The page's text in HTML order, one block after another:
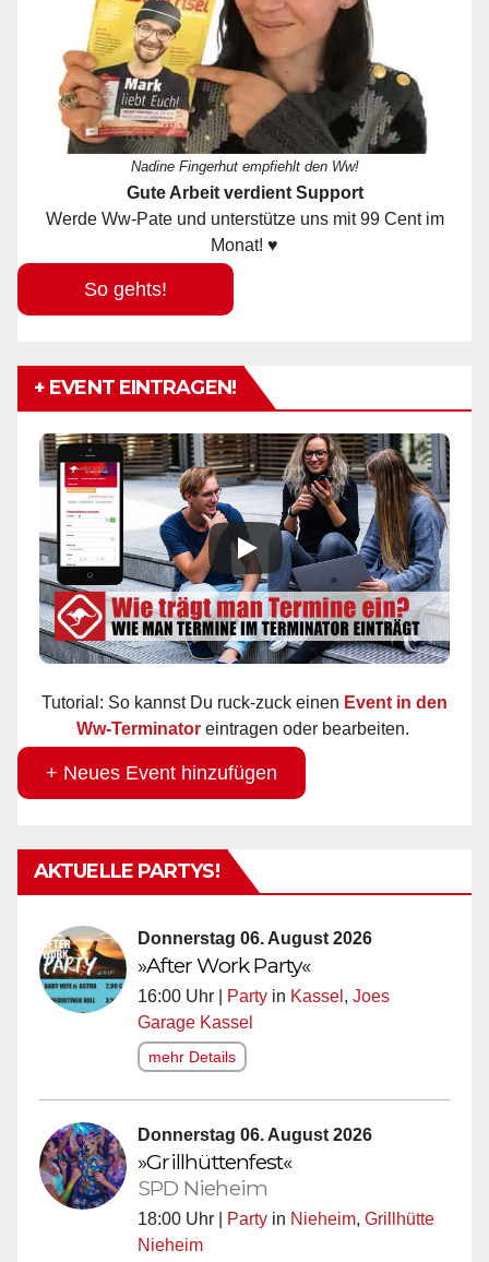
Nadine Fingerhut empfiehlt den Ww!
Gute Arbeit verdient Support
Werde Ww-Pate und unterstütze uns mit 99 Cent im
Monat! ♥
So gehts!
+ EVENT EINTRAGEN!
Tutorial: So kannst Du ruck-zuck einen Event in den
Ww-Terminator eintragen oder bearbeiten.
+ Neues Event hinzufügen
AKTUELLE PARTYS!
Donnerstag 06. August 2026
»After Work Party«
16:00 Uhr | Party in Kassel , Joes
Garage Kassel
mehr Details
Donnerstag 06. August 2026
»Grillhüttenfest«
SPD Nieheim
18:00 Uhr | Party in Nieheim, Grillhütte
Nieheim